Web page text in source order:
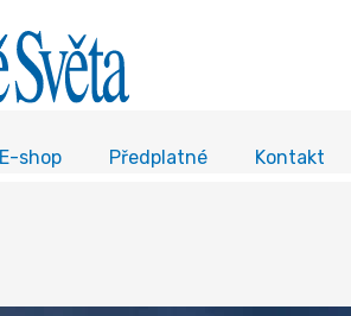
E-shop Předplatné Kontakt